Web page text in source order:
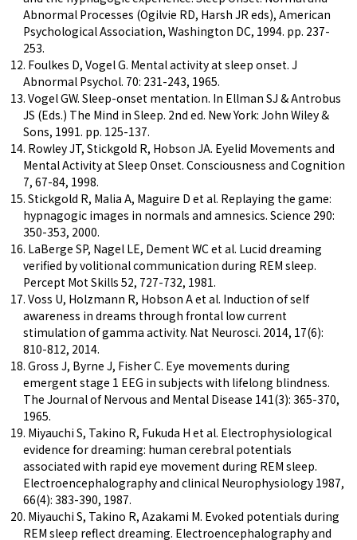
Abnormal Processes (Ogilvie RD, Harsh JR eds), American
Psychological Association, Washington DC, 1994. pp. 237-
253.
12. Foulkes D, Vogel G. Mental activity at sleep onset. J
Abnormal Psychol. 70: 231-243, 1965.
13. Vogel GW. Sleep-onset mentation. In Ellman SJ & Antrobus
JS (Eds.) The Mind in Sleep. 2nd ed. New York: John Wiley &
Sons, 1991. pp. 125-137.
14. Rowley JT, Stickgold R, Hobson JA. Eyelid Movements and
Mental Activity at Sleep Onset. Consciousness and Cognition
7, 67-84, 1998.
15. Stickgold R, Malia A, Maguire D et al. Replaying the game:
hypnagogic images in normals and amnesics. Science 290:
350-353, 2000.
16. LaBerge SP, Nagel LE, Dement WC et al. Lucid dreaming
verified by volitional communication during REM sleep.
Percept Mot Skills 52, 727-732, 1981.
17. Voss U, Holzmann R, Hobson A et al. Induction of self
awareness in dreams through frontal low current
stimulation of gamma activity. Nat Neurosci. 2014, 17(6):
810-812, 2014.
18. Gross J, Byrne J, Fisher C. Eye movements during
emergent stage 1 EEG in subjects with lifelong blindness.
The Journal of Nervous and Mental Disease 141(3): 365-370,
1965.
19. Miyauchi S, Takino R, Fukuda H et al. Electrophysiological
evidence for dreaming: human cerebral potentials
associated with rapid eye movement during REM sleep.
Electroencephalography and clinical Neurophysiology 1987,
66(4): 383-390, 1987.
20. Miyauchi S, Takino R, Azakami M. Evoked potentials during
REM sleep reflect dreaming. Electroencephalography and